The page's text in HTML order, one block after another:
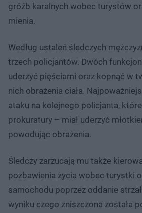
gróźb karalnych wobec turystów
mienia.
Według ustaleń śledczych
trzech policjantów. Dwóch
uderzyć pięściami oraz kopnąć w
nich obrażenia ciała.
ataku na kolejnego policjanta,
prokuratury – miał uderzyć
powodując obrażenia.
Śledczy zarzucają mu także
pozbawienia życia wobec turystki
samochodu poprzez oddanie
wyniku czego zniszczona została